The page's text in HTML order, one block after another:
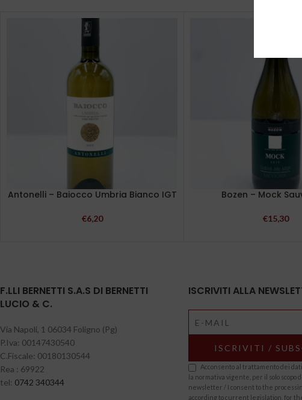
Antonelli – Baiocco Umbria Bianco IGT
€6,20
Bozen – Mock
€15,30
F.LLI BERNETTI S.A.S DI BERNETTI
LUCIO & C.
Via Napoli, 1 06034 Foligno (Pg)
P.Iva: 00147430540
C.Fiscale: 00180130544
Rea : 69922
tel: 0742 340344
ISCRIVITI ALLA
Acconsento al trattamento dei
la normativa vigente, per il solo scopo
newsletter / I consent to the
according to current legislation, for